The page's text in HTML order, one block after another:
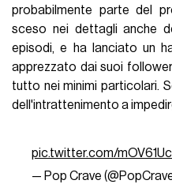
probabilmente parte del
sceso nei dettagli anche
episodi, e ha lanciato un
apprezzato dai suoi
tutto nei minimi particolari.
dell'intrattenimento a
pic.twitter.com/
— Pop Crave